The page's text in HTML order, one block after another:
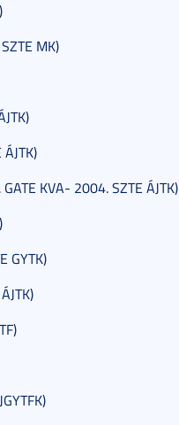
MK)
KVA- 2004. SZTE ÁJTK)
GYTK)